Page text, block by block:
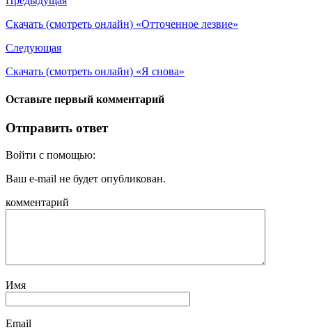
Скачать (смотреть онлайн) «Отточенное лезвие»
Следующая
Скачать (смотреть онлайн) «Я снова»
Оставьте первый комментарий
Отправить ответ
Войти с помощью:
Ваш e-mail не будет опубликован.
комментарий
Имя
Email